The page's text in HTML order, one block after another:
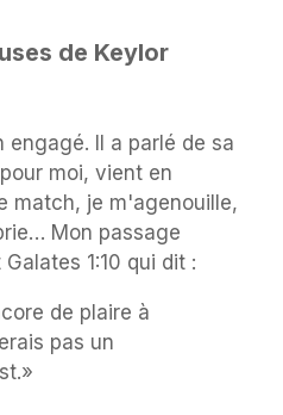
de Keylor
Il a parlé de sa
moi, vient en
match, je m'agenouille,
Mon passage
1:10 qui dit :
de plaire à
pas un